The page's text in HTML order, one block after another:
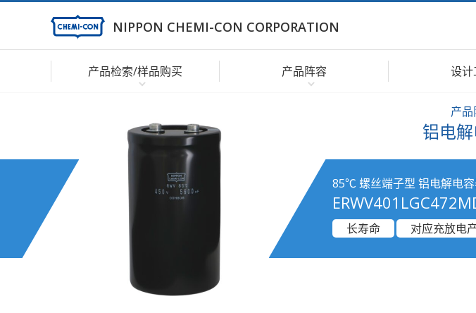
NIPPON CHEMI-CON CORPORATION
产品检索/样品购买 产品阵容 设
产
铝电
85℃ 螺丝端子型 铝电解电容
长寿命
对应充放电